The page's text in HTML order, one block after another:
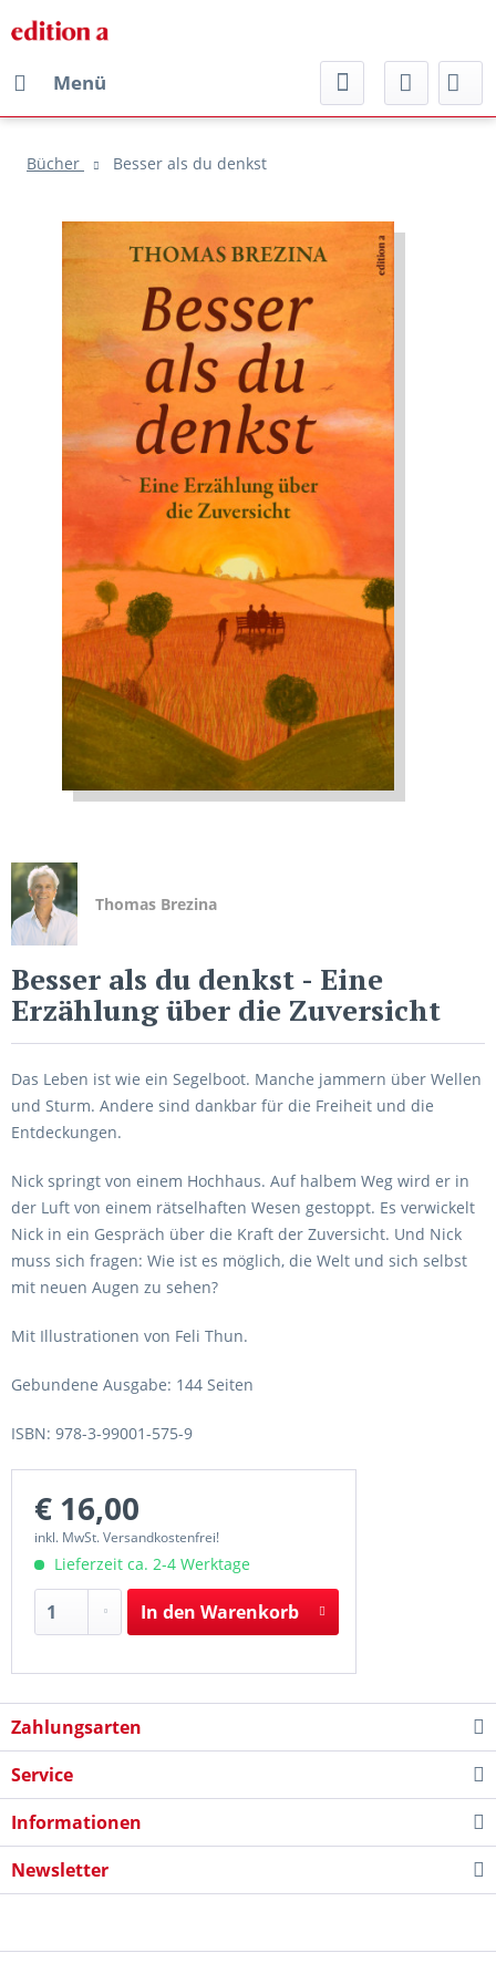
Menü
Bücher Besser als du denkst
Thomas Brezina
Besser als du denkst - Eine
Erzählung über die Zuversicht
Das Leben ist wie ein Segelboot. Manche jammern über Wellen
und Sturm. Andere sind dankbar für die Freiheit und die
Entdeckungen.
Nick springt von einem Hochhaus. Auf halbem Weg wird er in
der Luft von einem rätselhaften Wesen gestoppt. Es verwickelt
Nick in ein Gespräch über die Kraft der Zuversicht. Und Nick
muss sich fragen: Wie ist es möglich, die Welt und sich selbst
mit neuen Augen zu sehen?
Mit Illustrationen von Feli Thun.
Gebundene Ausgabe: 144 Seiten
ISBN: 978-3-99001-575-9
€ 16,00
inkl. MwSt. Versandkostenfrei!
Lieferzeit ca. 2-4 Werktage
In den Warenkorb
Zahlungsarten
Service
Informationen
Newsletter